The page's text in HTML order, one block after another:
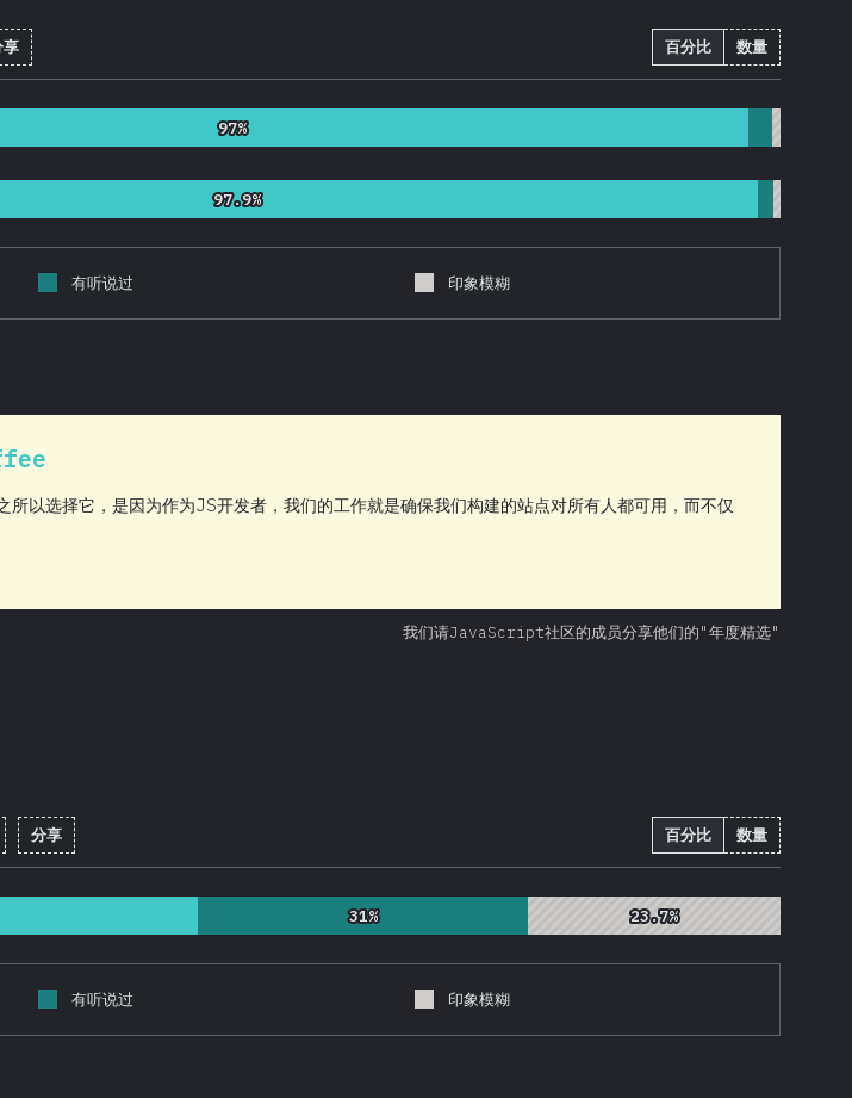
%
享 百分比 数量
97%
97%
97.9%
97.9%
有听说过 印象模糊
以选择它，是因为作为JS开发者，我们的工作就是确保我们构建的站点对所有人都可用，而不仅
我们请JavaScript社区的成员分享他们的"年度精选"
95.7 %
分享 百分比 数量
31%
31% 23.7%
23.7%
有听说过 印象模糊